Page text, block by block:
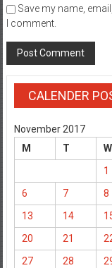
Save my name,
I comment.
CALENDER
November 2017
M
T W
1
6
7 8
13
14
20
21
27
28